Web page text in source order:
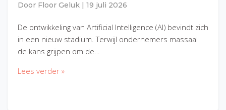
Door Floor Geluk 19 juli 2026
De ontwikkeling van Artificial Intelligence (AI) bevindt zich
in een nieuw stadium. Terwijl ondernemers massaal
de kans grijpen om de…
Lees verder »